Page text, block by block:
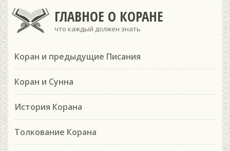
ГЛАВНОЕ О КОРАНЕ
что каждый должен знать
Коран и предыдущие Писания
Коран и Сунна
История Корана
Толкование Корана